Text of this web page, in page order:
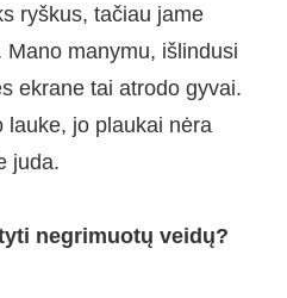
ryškus, tačiau jame
manymu, išlindusi
ekrane tai atrodo gyvai.
lauke, jo plaukai nėra
juda.
negrimuotų veidų?